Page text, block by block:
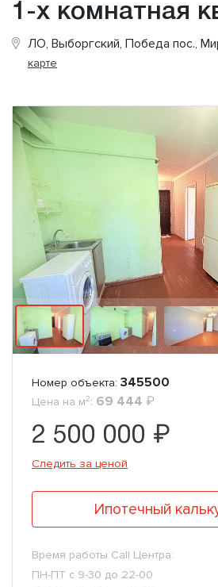
1-х комнатная
ЛО, Выборгский, Победа пос.,
карте
Номер объекта: 345500
Цена на м2: 69 444 ₽
2 500 000 ₽
Следить за ценой
Ипотечный
Время работы Call Центра:
ПН-ПТ с 9-30 до 22-00